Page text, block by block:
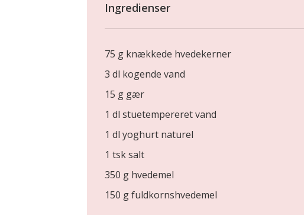
Ingredienser
75 g knækkede hvedekerner
3 dl kogende vand
15 g gær
1 dl stuetempereret vand
1 dl yoghurt naturel
1 tsk salt
350 g hvedemel
150 g fuldkornshvedemel